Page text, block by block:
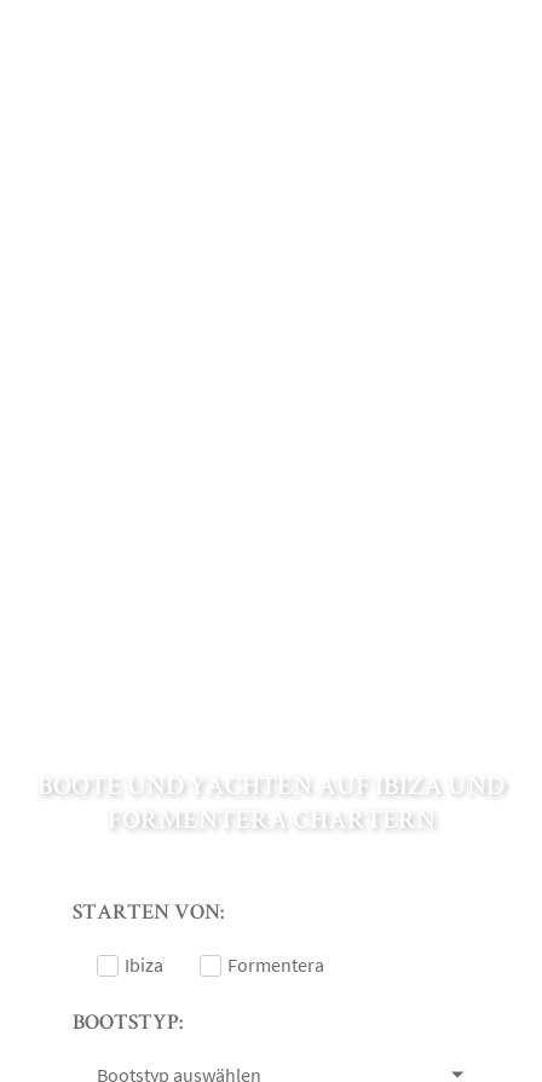
BOOTE UND YACHTEN AUF IBIZA UND
FORMENTERA CHARTERN
STARTEN VON:
Ibiza Formentera
BOOTSTYP:
Bootstyp auswählen